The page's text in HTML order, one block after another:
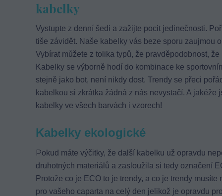
kabelky
Vystupte z denní šedi a zažijte pocit jedinečnosti.
tiše závidět. Naše kabelky vás beze sporu zaujmou
Vybírat můžete z tolika typů, že pravděpodobnost,
Kabelky se výborně hodí do kombinace ke
stejně jako bot, není nikdy dost. Trendy se přeci
kabelkou si zkrátka žádná z nás nevystačí. A
kabelky ve všech barvách i vzorech!
Kabelky ekologické
Pokud máte výčitky, že další kabelku už opravdu
druhotných materiálů a zasloužila si tedy označení
Protože co je ECO to je trendy, a co je trendy
pro vašeho caparta na celý den jelikož je opravdu